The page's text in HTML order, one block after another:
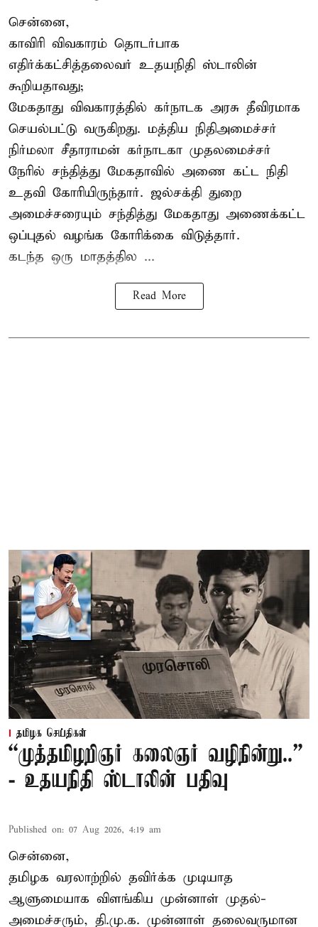
சென்னை,
காவிரி விவகாரம் தொடர்பாக
எதிர்க்கட்சித்தலைவர் உதயநிதி ஸ்டாலின்
கூறியதாவது;
மேகதாது விவகாரத்தில் கர்நாடக அரசு தீவிரமாக
செயல்பட்டு வருகிறது. மத்திய நிதிஅமைச்சர்
நிர்மலா சீதாராமன் கர்நாடகா முதலமைச்சர்
நேரில் சந்தித்து மேகதாவில் அணை கட்ட நிதி
உதவி கோரியிருந்தார். ஜல்சக்தி துறை
அமைச்சரையும் சந்தித்து மேகதாது அணைக்கட்ட
ஒப்புதல் வழங்க கோரிக்கை விடுத்தார்.
கடந்த ஒரு மாதத்தில ...
Read More
தமிழக செய்திகள்
“முத்தமிழறிஞர் கலைஞர் வழிநின்று..”
- உதயநிதி ஸ்டாலின் பதிவு
Published on: 07 Aug 2026, 4:19 am
சென்னை,
தமிழக வரலாற்றில் தவிர்க்க முடியாத
ஆளுமையாக விளங்கிய முன்னாள் முதல்-
அமைச்சரும், தி.மு.க. முன்னாள் தலைவருமான